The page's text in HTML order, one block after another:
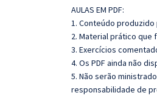
AULAS EM PDF:
1. Conteúdo
2. Material prático que
3. Exercícios
4. Os PDF ainda não
5. Não serão
responsabilidade de